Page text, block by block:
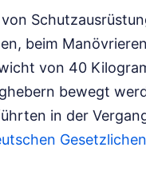
beim
von 40
bewegt
in der
Gesetzlichen